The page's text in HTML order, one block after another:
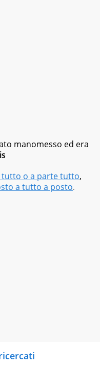
manomesso ed era
o a parte tutto,
a tutto a posto.